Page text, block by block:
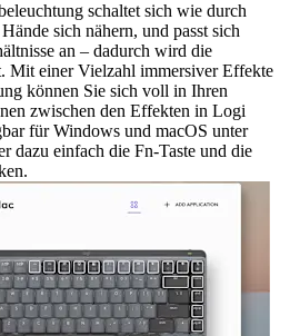
schaltet sich wie durch
sich nähern, und passt sich
an – dadurch wird die
Mit einer Vielzahl immersiver Effekte
können Sie sich voll in Ihren
zwischen den Effekten in Logi
für Windows und macOS unter
dazu einfach die Fn-Taste und die